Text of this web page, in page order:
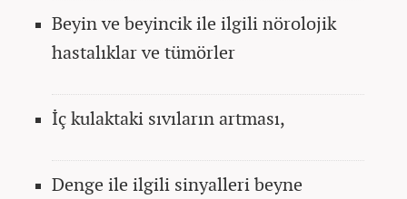
Beyin ve beyincik ile ilgili nörolojik
hastalıklar ve tümörler
İç kulaktaki sıvıların artması,
Denge ile ilgili sinyalleri beyne